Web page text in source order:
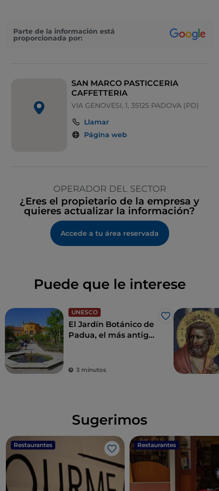
Parte de la información está
proporcionada por:
SAN MARCO PASTICCERIA
CAFFETTERIA
VIA GENOVESI, 1, 35125 PADOVA (PD)
Llamar
Página web
OPERADOR DEL SECTOR
¿Eres el propietario de la empresa y
quieres actualizar la información?
Accede a tu área reservada
Puede que le interese
UNESCO
Me gusta
El Jardín Botánico de
Padua, el más antiguo
3 minutos
Sugerimos
Restaurantes
Me gusta
Restaurantes